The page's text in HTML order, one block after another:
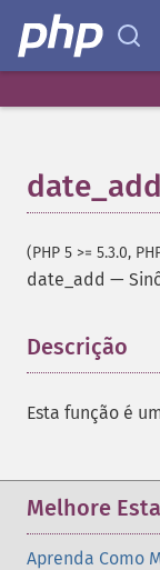
date_add
(PHP 5 >= 5.3.0,
date_add —
Descrição
Esta função é
Melhore
Aprenda Como